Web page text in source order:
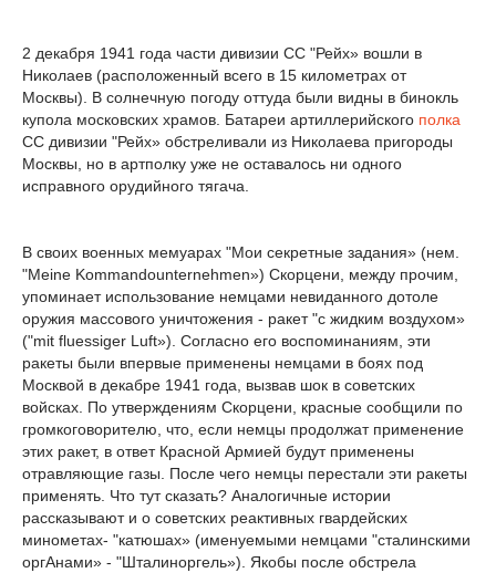
2 декабря 1941 года части дивизии СС "Рейх» вошли в
Николаев (расположенный всего в 15 километрах от
Москвы). В солнечную погоду оттуда были видны в бинокль
купола московских храмов. Батареи артиллерийского полка
СС дивизии "Рейх» обстреливали из Николаева пригороды
Москвы, но в артполку уже не оставалось ни одного
исправного орудийного тягача.
В своих военных мемуарах "Мои секретные задания» (нем.
"Meine Kommandounternehmen») Скорцени, между прочим,
упоминает использование немцами невиданного дотоле
оружия массового уничтожения - ракет "с жидким воздухом»
("mit fluessiger Luft»). Согласно его воспоминаниям, эти
ракеты были впервые применены немцами в боях под
Москвой в декабре 1941 года, вызвав шок в советских
войсках. По утверждениям Скорцени, красные сообщили по
громкоговорителю, что, если немцы продолжат применение
этих ракет, в ответ Красной Армией будут применены
отравляющие газы. После чего немцы перестали эти ракеты
применять. Что тут сказать? Аналогичные истории
рассказывают и о советских реактивных гвардейских
минометах- "катюшах» (именуемыми немцами "сталинскими
оргАнами» - "Шталиноргель»). Якобы после обстрела